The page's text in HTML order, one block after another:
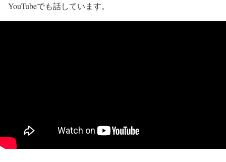
YouTubeでも話しています。